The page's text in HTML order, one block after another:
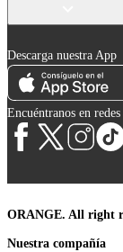
Descarga nuestra App
Encuéntranos en redes
ORANGE. All right
Nuestra compañía